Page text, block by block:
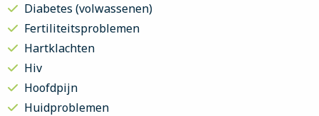
Diabetes (volwassenen)
Fertiliteitsproblemen
Hartklachten
Hiv
Hoofdpijn
Huidproblemen